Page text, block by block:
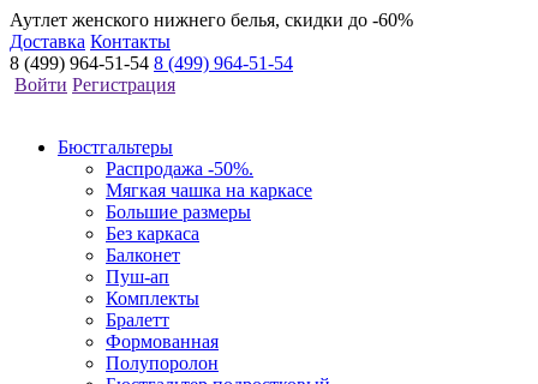
Аутлет женского нижнего белья, скидки до -60%
Доставка Контакты
8 (499) 964-51-54 8 (499) 964-51-54
Войти Регистрация
Бюстгальтеры
Распродажа -50%.
Мягкая чашка на каркасе
Большие размеры
Без каркаса
Балконет
Пуш-ап
Комплекты
Бралетт
Формованная
Полупоролон